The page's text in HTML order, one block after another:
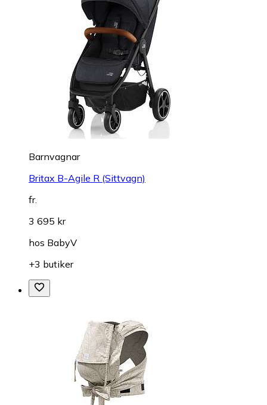
Barnvagnar
Britax B-Agile R (Sittvagn)
fr.
3 695 kr
hos BabyV
+3 butiker